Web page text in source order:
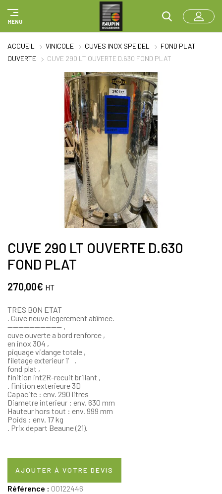
MENU
ACCUEIL VINICOLE CUVES INOX SPEIDEL
FOND PLAT
OUVERTE
CUVE 290 LT OUVERTE D.630 FOND PLAT
CUVE 290 LT OUVERTE D.630
FOND PLAT
270,00€ HT
TRES BON ETAT
. Cuve neuve legerement abîmee.
—————————— ,
cuve ouverte a bord renforce ,
en inox 304 ,
piquage vidange totale ,
filetage exterieur 1′ ,
fond plat ,
finition int2R-recuit brillant ,
. finition exterieure 3D
Capacite : env. 290 litres
Diametre interieur : env. 630 mm
Hauteur hors tout : env. 999 mm
Poids : env. 17 kg
. Prix depart Beaune (21).
AJOUTER À VOTRE DEVIS
Référence : 00122446
Panneau de gestion des cookies